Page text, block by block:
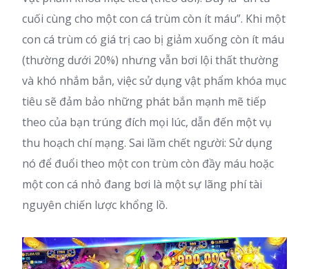
cuối cùng cho một con cá trùm còn ít máu”. Khi một
con cá trùm có giá trị cao bị giảm xuống còn ít máu
(thường dưới 20%) nhưng vẫn bơi lội thất thường
và khó nhắm bắn, việc sử dụng vật phẩm khóa mục
tiêu sẽ đảm bảo những phát bắn mạnh mẽ tiếp
theo của bạn trúng đích mọi lúc, dẫn đến một vụ
thu hoạch chí mạng. Sai lầm chết người: Sử dụng
nó để đuổi theo một con trùm còn đầy máu hoặc
một con cá nhỏ đang bơi là một sự lãng phí tài
nguyên chiến lược khổng lồ.